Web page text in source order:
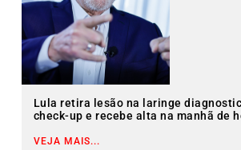
Lula retira lesão na laringe
check-up e recebe alta na manhã de
VEJA MAIS...